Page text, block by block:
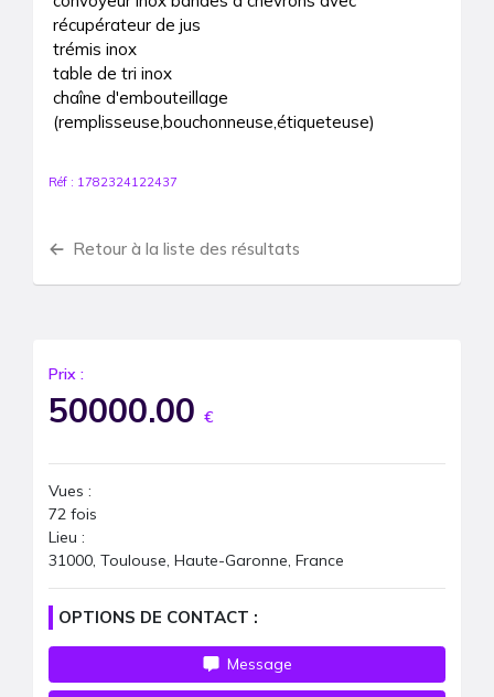
récupérateur de jus
trémis inox
table de tri inox
chaîne d'embouteillage
(remplisseuse,bouchonneuse,étiqueteuse)
Réf : 1782324122437
Retour à la liste des résultats
Prix :
50000.00 €
Vues :
72 fois
Lieu :
31000, Toulouse, Haute-Garonne, France
OPTIONS DE CONTACT :
Message